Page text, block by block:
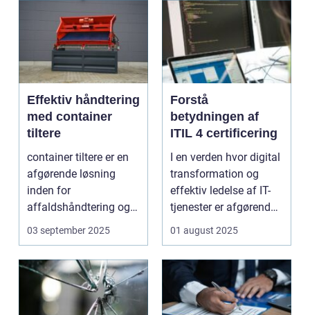
Effektiv håndtering
med container
tiltere
container tiltere er en
afgørende løsning
inden for
affaldshåndtering og
genanve...
03 september 2025
Forstå
betydningen af
ITIL 4 certificering
I en verden hvor digital
transformation og
effektiv ledelse af IT-
tjenester er afgørende,
st&...
01 august 2025